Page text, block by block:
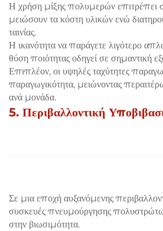
Η χρήση μίξης πολυμερών επιτρέπει
μειώσουν τα κόστη υλικών ενώ
ταινίας.
Η ικανότητα να παράγετε λιγότερο
θύση ποιότητας οδηγεί σε σημαντική
Επιπλέον, οι υψηλές ταχύτητες
παραγωγικότητα, μειώνοντας
ανά μονάδα.
5. Περιβαλλοντική
Σε μια εποχή αυξανόμενης
συσκευές πνευμούργησης
στην βιωσιμότητα.